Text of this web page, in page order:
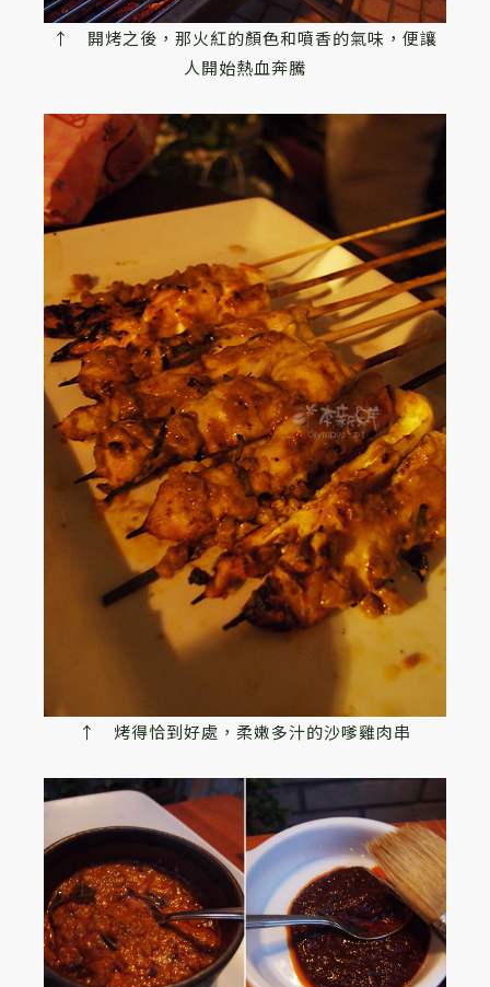
↑ 開烤之後，那火紅的顏色和噴香的氣味，便讓
人開始熱血奔騰
↑ 烤得恰到好處，柔嫩多汁的沙嗲雞肉串